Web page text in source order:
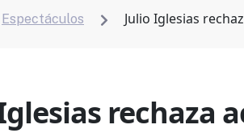
Espectáculos  Julio Iglesias
rechaza